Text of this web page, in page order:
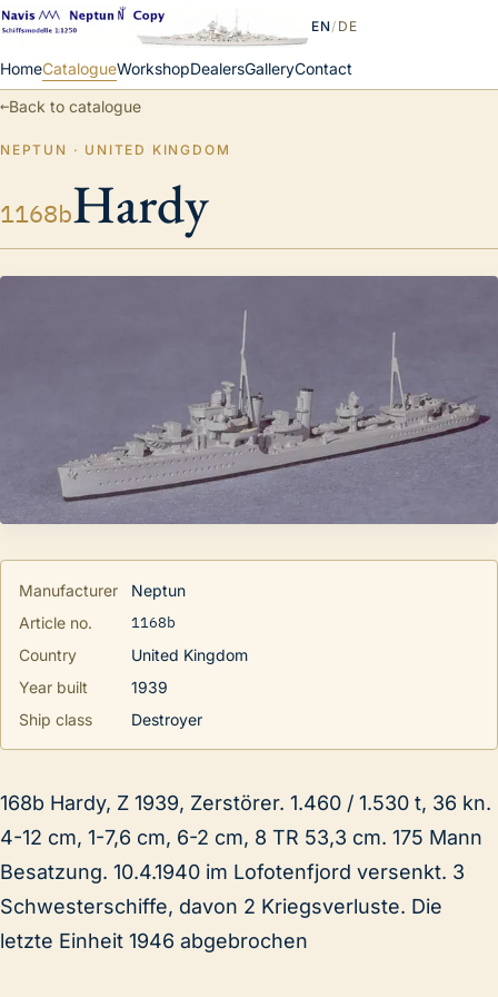
HomeCatalogueWorkshopDealersGalleryContact
EN/ DE
←Back to catalogue
NEPTUN · UNITED KINGDOM
1168bHardy
Manufacturer
Neptun
Article no.
1168b
Country
United Kingdom
Year built
1939
Ship class
Destroyer
168b Hardy, Z 1939, Zerstörer. 1.460 / 1.530 t, 36 kn.
4-12 cm, 1-7,6 cm, 6-2 cm, 8 TR 53,3 cm. 175 Mann
Besatzung. 10.4.1940 im Lofotenfjord versenkt. 3
Schwesterschiffe, davon 2 Kriegsverluste. Die
letzte Einheit 1946 abgebrochen